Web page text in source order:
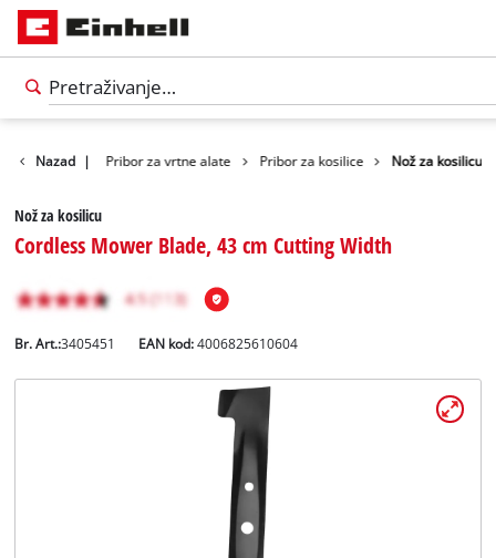
Nazad |
Pribor Pribor za vrtne alate Pribor za kosilice Nož za kosilicu
Nož za kosilicu
Cordless Mower Blade, 43 cm Cutting Width
Br. Art.:3405451 EAN kod:4006825610604